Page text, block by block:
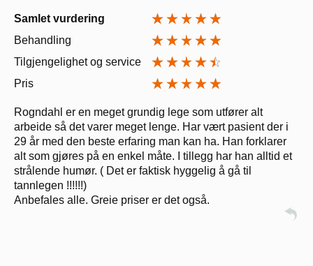
Samlet vurdering
Behandling
Tilgjengelighet og service
Pris
Rogndahl er en meget grundig lege som utfører alt
arbeide så det varer meget lenge. Har vært pasient der i
29 år med den beste erfaring man kan ha. Han forklarer
alt som gjøres på en enkel måte. I tillegg har han alltid et
strålende humør. ( Det er faktisk hyggelig å gå til
tannlegen !!!!!!)
Anbefales alle. Greie priser er det også.